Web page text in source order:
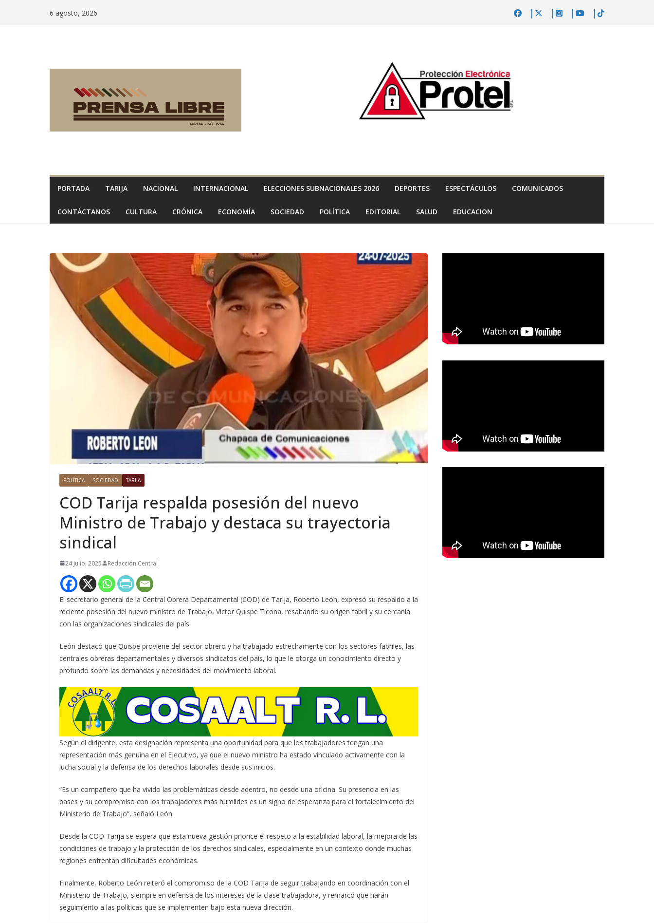
6 agosto, 2026
PORTADA TARIJA NACIONAL INTERNACIONAL ELECCIONES SUBNACIONALES 2026 DEPORTES ESPECTÁCULOS COMUNICADOS
CONTÁCTANOS CULTURA CRÓNICA ECONOMÍA SOCIEDAD POLÍTICA EDITORIAL SALUD EDUCACION
POLÍTICA SOCIEDAD TARIJA
COD Tarija respalda posesión del nuevo
Ministro de Trabajo y destaca su trayectoria
sindical
24 julio, 2025 Redacción Central
El secretario general de la Central Obrera Departamental (COD) de Tarija, Roberto León, expresó su respaldo a la
reciente posesión del nuevo ministro de Trabajo, Víctor Quispe Ticona, resaltando su origen fabril y su cercanía
con las organizaciones sindicales del país.
León destacó que Quispe proviene del sector obrero y ha trabajado estrechamente con los sectores fabriles, las
centrales obreras departamentales y diversos sindicatos del país, lo que le otorga un conocimiento directo y
profundo sobre las demandas y necesidades del movimiento laboral.
Según el dirigente, esta designación representa una oportunidad para que los trabajadores tengan una
representación más genuina en el Ejecutivo, ya que el nuevo ministro ha estado vinculado activamente con la
lucha social y la defensa de los derechos laborales desde sus inicios.
“Es un compañero que ha vivido las problemáticas desde adentro, no desde una oficina. Su presencia en las
bases y su compromiso con los trabajadores más humildes es un signo de esperanza para el fortalecimiento del
Ministerio de Trabajo”, señaló León.
Desde la COD Tarija se espera que esta nueva gestión priorice el respeto a la estabilidad laboral, la mejora de las
condiciones de trabajo y la protección de los derechos sindicales, especialmente en un contexto donde muchas
regiones enfrentan dificultades económicas.
Finalmente, Roberto León reiteró el compromiso de la COD Tarija de seguir trabajando en coordinación con el
Ministerio de Trabajo, siempre en defensa de los intereses de la clase trabajadora, y remarcó que harán
seguimiento a las políticas que se implementen bajo esta nueva dirección.